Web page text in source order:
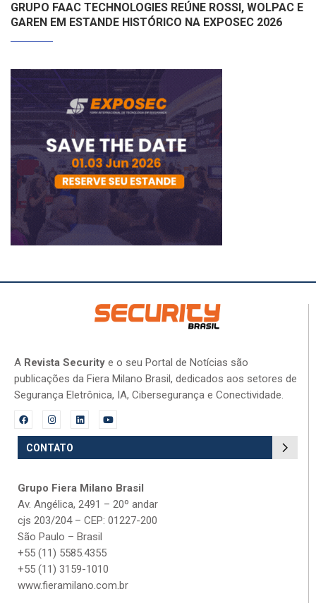
GRUPO FAAC TECHNOLOGIES REÚNE ROSSI, WOLPAC E
GAREN EM ESTANDE HISTÓRICO NA EXPOSEC 2026
A Revista Security e o seu Portal de Notícias são
publicações da Fiera Milano Brasil, dedicados aos setores de
Segurança Eletrônica, IA, Cibersegurança e Conectividade.
CONTATO
Grupo Fiera Milano Brasil
Av. Angélica, 2491 – 20º andar
cjs 203/204 – CEP: 01227-200
São Paulo – Brasil
+55 (11) 5585.4355
+55 (11) 3159-1010
www.fieramilano.com.br